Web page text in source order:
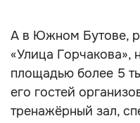
А в Южном Бутове,
«Улица Горчакова»,
площадью более 5
его гостей
тренажёрный зал,